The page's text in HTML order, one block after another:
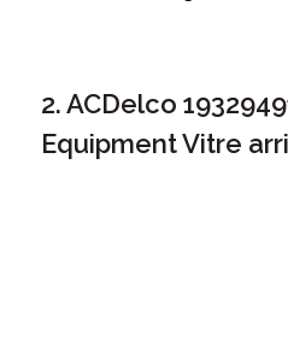
2. ACDelco
Equipment Vitre